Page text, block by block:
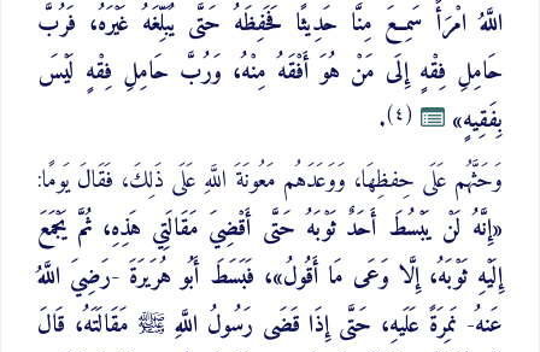
اللَّهُ امْرَأً سَمِعَ مِنَّا حَدِيثًا فَحَفِظَهُ حَتَّى يُبَلِّغَهُ غَيْرَهُ، فَرُبَّ
حَامِلِ فِقْهٍ إِلَى مَنْ هُوَ أَفْقَهُ مِنْهُ، وَرُبَّ حَامِلِ فِقْهٍ لَيْسَ
بِفَقِيهٍ»
(٤)
.
وَحَثَّهُم عَلَى حِفظِهَا، وَوَعَدَهُم مَعُونَةَ اللَّهِ عَلَى ذَلِكَ، فَقَالَ يَومًا:
«إِنَّهُ لَنْ يَبْسُطَ أَحَدٌ ثَوْبَهُ حَتَّى أَقْضِيَ مَقَالَتِي هَذِهِ، ثُمَّ يَجْمَعَ
إِلَيْهِ ثَوْبَهُ، إِلَّا وَعَى مَا أَقُولُ»، فَبَسَطَ أَبُو هُرَيرَةَ -رَضِيَ اللَّهُ
عَنهُ- نَمِرَةً عَلَيهِ، حَتَّى إِذَا قَضَى رَسُولُ اللَّهِ ﷺ مَقَالَتَهُ، قَالَ